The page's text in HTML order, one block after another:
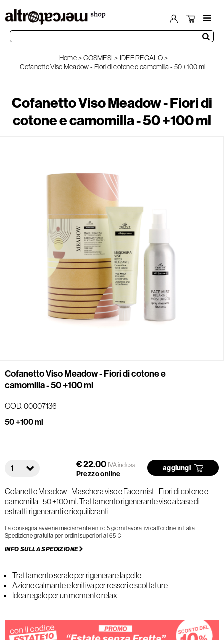
Home COSMESI
IDEE REGALO
Cofanetto Viso Meadow - Fiori di cotone e camomilla - 50 +100 ml
Cofanetto Viso Meadow - Fiori di
cotone e camomilla - 50 +100 ml
Cofanetto Viso Meadow - Fiori di cotone e
camomilla - 50 +100 ml
COD. 00007136
50 +100 ml
1 € 22.00 IVA inclusa
Prezzo online
aggiungi
Cofanetto Meadow - Maschera viso e Face mist - Fiori di cotone e
camomilla - 50 +100 ml. Trattamento rigenerante viso a base di
estratti rigeneranti e riequilibranti
La consegna avviene mediamente entro 5 giorni lavorativi dall'ordine in Italia
Spedizione gratuita per ordini superiori ai 65 €
INFO SULLA SPEDIZIONE
Trattamento serale per rigenerare la pelle
Azione calmante e lenitiva per rossori e scottature
Idea regalo per un momento relax